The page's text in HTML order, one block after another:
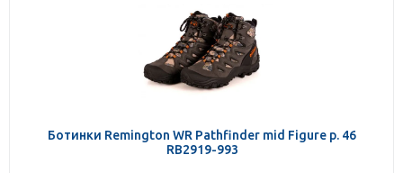
Ботинки Remington WR Pathfinder mid Figure р. 46
RB2919-993